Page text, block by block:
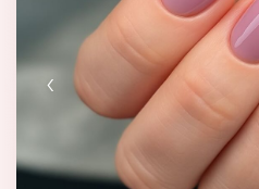
‹